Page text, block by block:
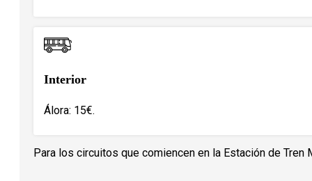
Interior
Álora: 15€.
Para los circuitos que comiencen en la Estación de